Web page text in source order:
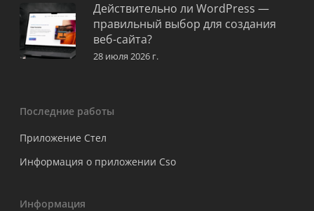
Действительно ли WordPress —
правильный выбор для создания
веб-сайта?
28 июля 2026 г.
Последние работы
Приложение Стел
Информация о приложении Cso
Информация